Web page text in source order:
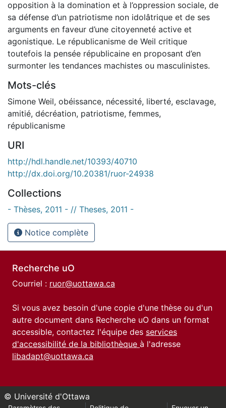
opposition à la domination et à l’oppression sociale, de
sa défense d’un patriotisme non idolâtrique et de ses
arguments en faveur d’une citoyenneté active et
agonistique. Le républicanisme de Weil critique
toutefois la pensée républicaine en proposant d’en
surmonter les tendances machistes ou masculinistes.
Mots-clés
Simone Weil, obéissance, nécessité, liberté, esclavage,
amitié, décréation, patriotisme, femmes,
républicanisme
URI
http://hdl.handle.net/10393/40710
http://dx.doi.org/10.20381/ruor-24938
Collections
- Thèses, 2011 - // Theses, 2011 -
Notice complète
Recherche uO
Courriel : ruor@uottawa.ca
Si vous avez besoin d'une copie d'une thèse ou d'un
autre document dans Recherche uO dans un format
accessible, contactez l'équipe des services
d'accessibilité de la bibliothèque à l'adresse
libadapt@uottawa.ca
© Université d'Ottawa